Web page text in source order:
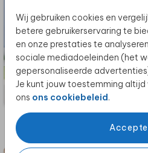
Wij gebruiken cookies en
betere gebruikerservaring te
en onze prestaties te
sociale mediadoeleinden (het
gepersonaliseerde
Je kunt jouw toestemming altijd
ons ons cookiebeleid.
CHAMPAGNEGLAS